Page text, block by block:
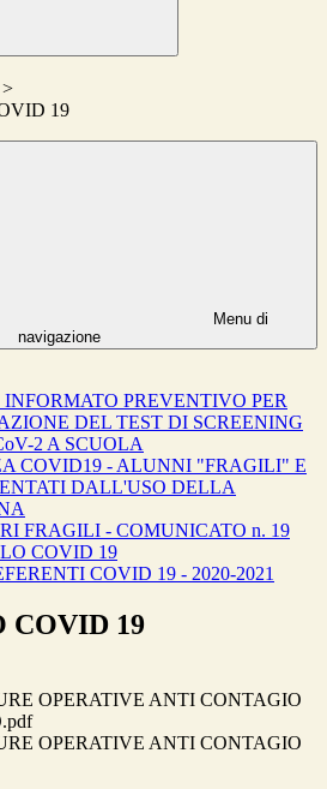
>
19
Menu di
navigazione
INFORMATO PREVENTIVO PER
DEL TEST DI SCREENING
2 A SCUOLA
COVID19 - ALUNNI "FRAGILI" E
DALL'USO DELLA
FRAGILI - COMUNICATO n. 19
COVID 19
COVID 19 - 2020-2021
COVID 19
OPERATIVE ANTI CONTAGIO
OPERATIVE ANTI CONTAGIO